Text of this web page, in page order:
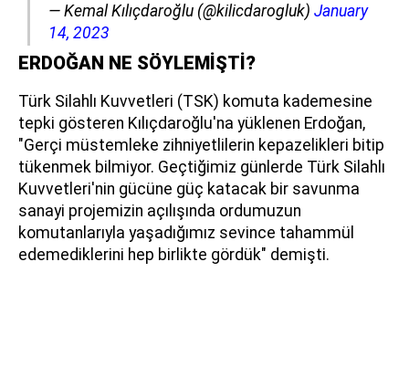
— Kemal Kılıçdaroğlu (@kilicdarogluk) January
14, 2023
ERDOĞAN NE SÖYLEMİŞTİ?
Türk Silahlı Kuvvetleri (TSK) komuta kademesine
tepki gösteren Kılıçdaroğlu'na yüklenen Erdoğan,
"Gerçi müstemleke zihniyetlilerin kepazelikleri bitip
tükenmek bilmiyor. Geçtiğimiz günlerde Türk Silahlı
Kuvvetleri'nin gücüne güç katacak bir savunma
sanayi projemizin açılışında ordumuzun
komutanlarıyla yaşadığımız sevince tahammül
edemediklerini hep birlikte gördük" demişti.